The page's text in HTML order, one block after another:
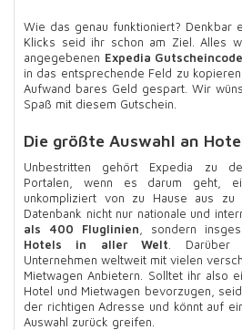
Wie das genau funktioniert? Denkbar
Klicks seid ihr schon am Ziel. Alles
angegebenen Expedia Gutscheincode
in das entsprechende Feld zu
Aufwand bares Geld gespart. Wir
Spaß mit diesem Gutschein.
Die größte Auswahl an
Unbestritten gehört Expedia zu
Portalen, wenn es darum geht,
unkompliziert von zu Hause aus
Datenbank nicht nur nationale und
als 400 Fluglinien , sondern
Hotels in aller Welt . Darüber
Unternehmen weltweit mit vielen
Mietwagen Anbietern. Solltet ihr also
Hotel und Mietwagen bevorzugen,
der richtigen Adresse und könnt auf
Auswahl zurück greifen.